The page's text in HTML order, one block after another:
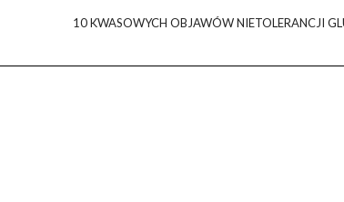
10 KWASOWYCH OBJAWÓW NIETOLERANCJI